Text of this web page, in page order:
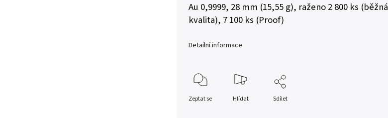
Au 0,9999, 28 mm (15,55 g), raženo 2 800 ks (běžná
kvalita), 7 100 ks (Proof)
Detailní informace
Zeptat se Hlídat Sdílet